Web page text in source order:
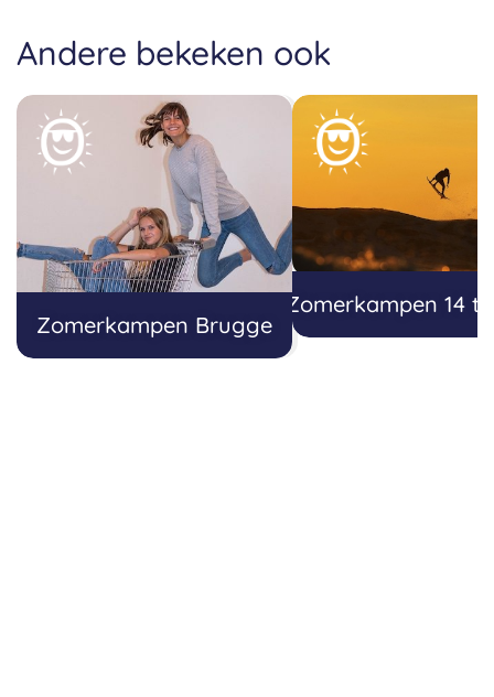
Andere bekeken ook
Zomerkampen Brugge
Zomerkampen 14